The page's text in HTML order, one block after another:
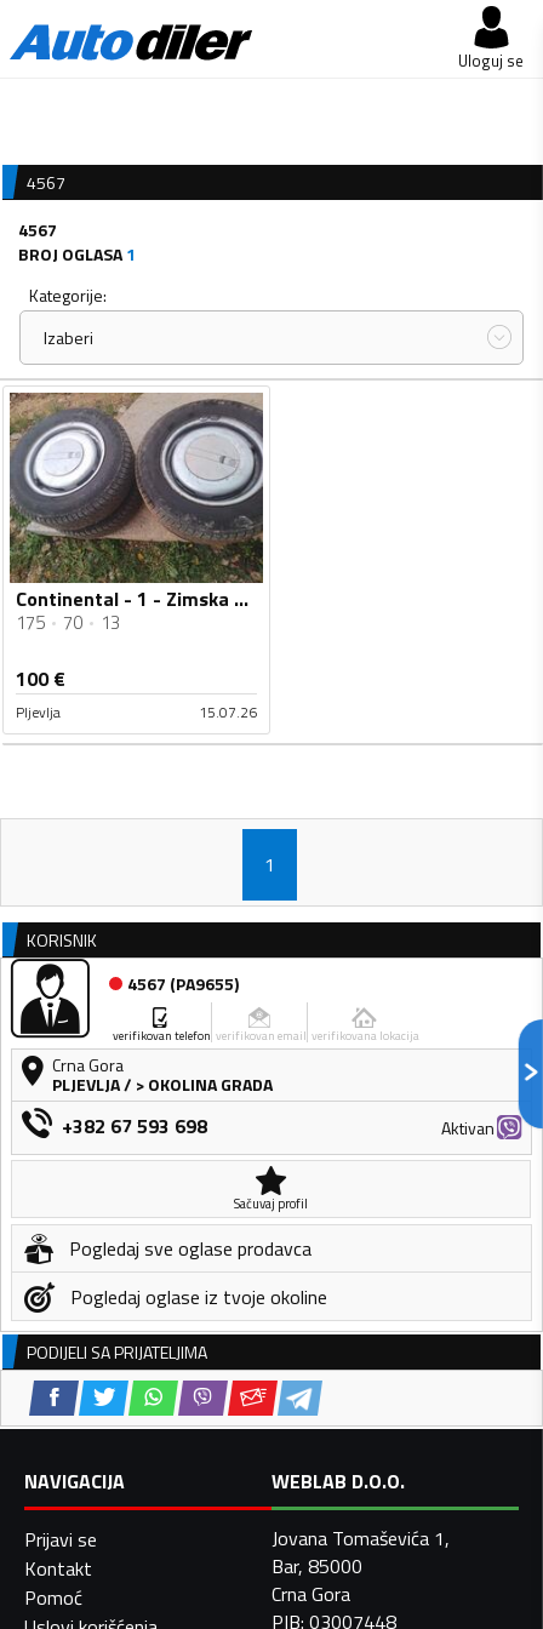
Uloguj se
4567
4567
BROJ OGLASA1
Kategorije:
Izaberi
Continental - 1 - Zimska guma
175 70 13
100€
Pljevlja 15.07.26
1
KORISNIK
4567 (PA9655)
verifikovan telefon verifikovan email verifikovana lokacija
Crna Gora
PLJEVLJA/ > OKOLINA GRADA
+382 67 593 698 Aktivan
Sačuvaj profil
Pogledaj sve oglase prodavca
Pogledaj oglase iz tvoje okoline
PODIJELI SA PRIJATELJIMA
NAVIGACIJA
Prijavi se
Kontakt
Pomoć
WEBLAB D.O.O.
Jovana Tomaševića 1,
Bar, 85000
Crna Gora
PIB: 03007448